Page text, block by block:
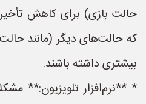
حالت بازی) برای کاهش
که حالت‌های دیگر (مانند
بیشتری داشته باشند.
* **نرم‌افزار تلویزیون:**